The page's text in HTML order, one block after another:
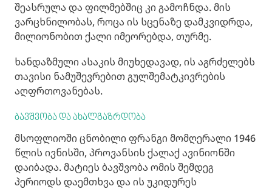
შეასრულა და ფილმებშიც კი გამოჩნდა. მის
ვარცხნილობას, როცა ის სცენაზე დამკვიდრდა,
მილიონობით ქალი იმეორებდა, თურმე.
ხანდაზმული ასაკის მიუხედავად, ის აგრძელებს
თავისი ნამუშევრებით გულშემატკივრების
აღფრთოვანებას.
ბავშვობა და ახალგაზრდობა
მსოფლიოში ცნობილი ფრანგი მომღერალი 1946
წლის ივნისში, პროვანსის ქალაქ ავინიონში
დაიბადა. მატიეს ბავშვობა ომის შემდეგ
პერიოდს დაემთხვა და ის უკიდურეს